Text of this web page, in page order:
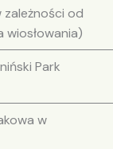
zależności od
Park
w